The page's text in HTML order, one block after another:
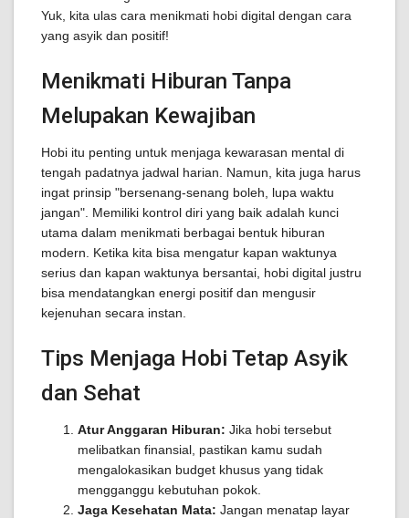
Yuk, kita ulas cara menikmati hobi digital dengan cara
yang asyik dan positif!
Menikmati Hiburan Tanpa
Melupakan Kewajiban
Hobi itu penting untuk menjaga kewarasan mental di
tengah padatnya jadwal harian. Namun, kita juga harus
ingat prinsip "bersenang-senang boleh, lupa waktu
jangan". Memiliki kontrol diri yang baik adalah kunci
utama dalam menikmati berbagai bentuk hiburan
modern. Ketika kita bisa mengatur kapan waktunya
serius dan kapan waktunya bersantai, hobi digital justru
bisa mendatangkan energi positif dan mengusir
kejenuhan secara instan.
Tips Menjaga Hobi Tetap Asyik
dan Sehat
Atur Anggaran Hiburan: Jika hobi tersebut
melibatkan finansial, pastikan kamu sudah
mengalokasikan budget khusus yang tidak
mengganggu kebutuhan pokok.
Jaga Kesehatan Mata: Jangan menatap layar